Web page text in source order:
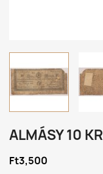
ALMÁSY 10
Ft3,500